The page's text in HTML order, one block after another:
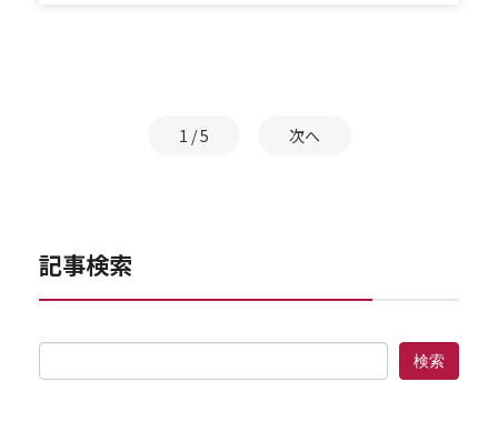
1 / 5 次へ
記事検索